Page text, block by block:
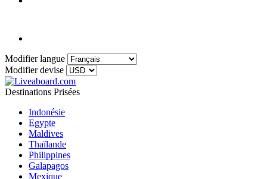
Modifier langue
Modifier devise
Destinations Prisées
Indonésie
Egypte
Maldives
Thaïlande
Philippines
Galapagos
Mexique